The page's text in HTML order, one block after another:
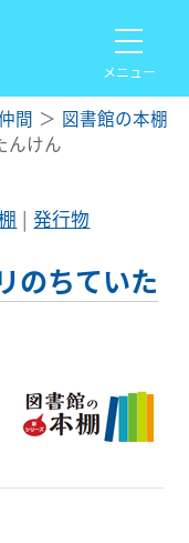
メニュー
間
図書館の本棚
んけん
発行物
のちていた